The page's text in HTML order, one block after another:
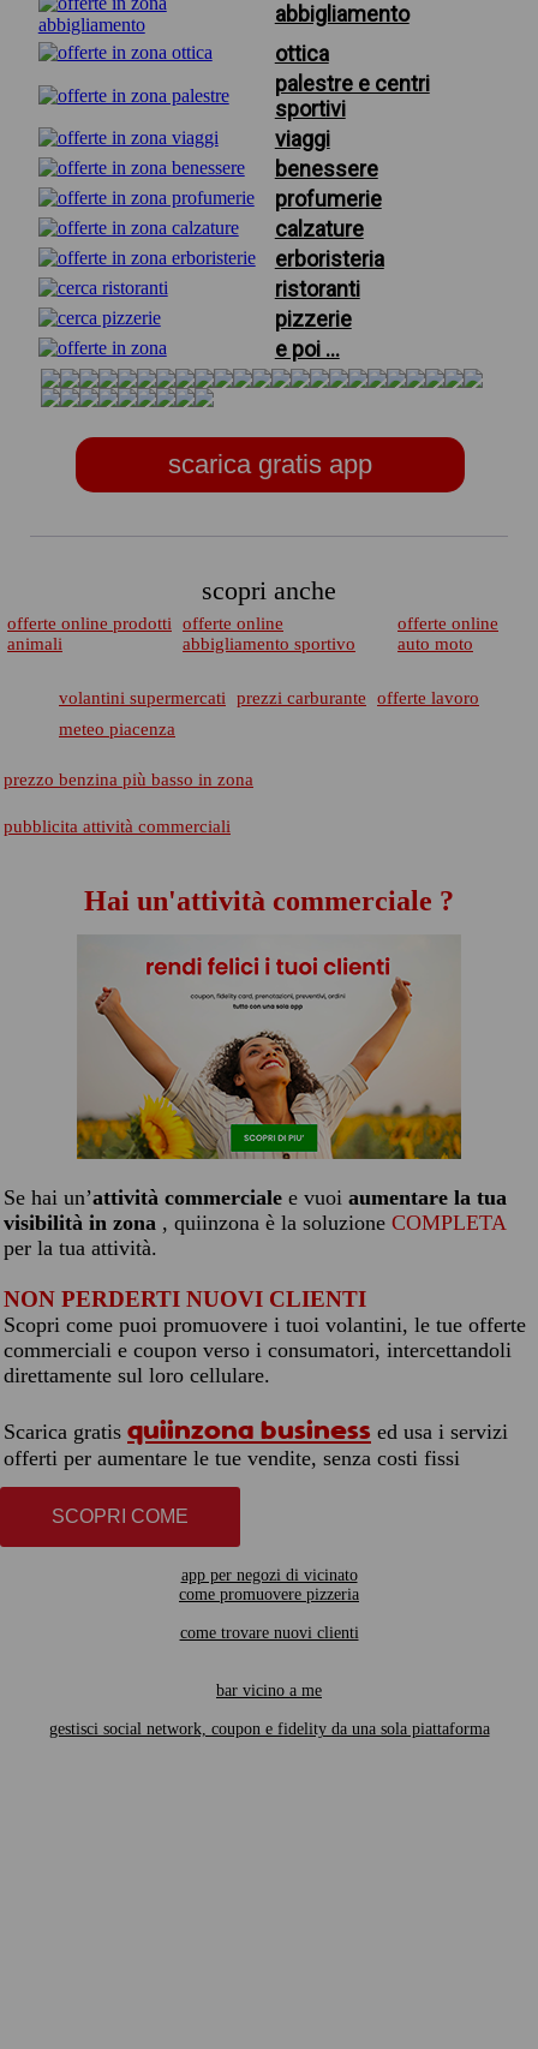
abbigliamento
ottica
palestre e centri
sportivi
viaggi
benessere
profumerie
calzature
erboristeria
ristoranti
pizzerie
e poi ...
scarica gratis app
scopri anche
offerte online prodotti
animali
offerte online
abbigliamento sportivo
offerte online
auto moto
volantini supermercati prezzi carburante
offerte lavoro
meteo piacenza
prezzo benzina più basso in zona
pubblicita attività commerciali
Hai un'attività commerciale ?
Se hai un’attività commerciale e vuoi aumentare la tua
visibilità in zona , quiinzona è la soluzione COMPLETA
per la tua attività.
NON PERDERTI NUOVI CLIENTI
Scopri come puoi promuovere i tuoi volantini, le tue offerte
commerciali e coupon verso i consumatori, intercettandoli
direttamente sul loro cellulare.
Scarica gratis quiinzona business ed usa i servizi
offerti per aumentare le tue vendite, senza costi fissi
SCOPRI COME
app per negozi di vicinato
come promuovere pizzeria
come trovare nuovi clienti
bar vicino a me
gestisci social network, coupon e fidelity da una sola piattaforma